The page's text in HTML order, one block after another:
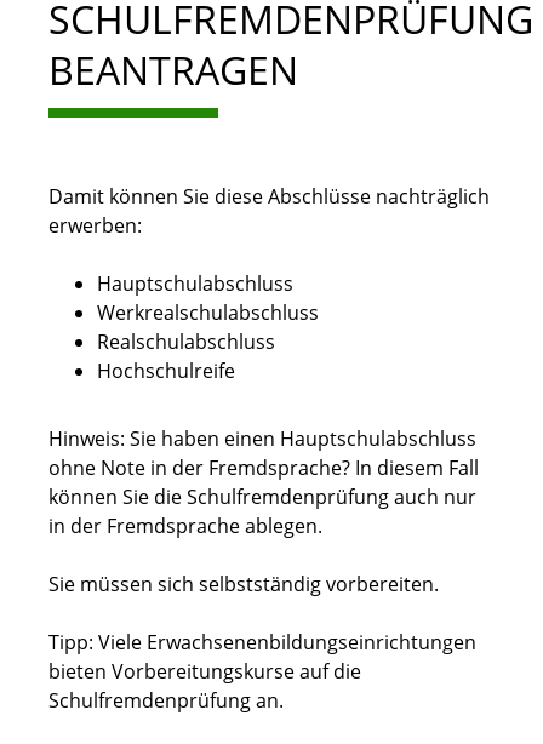
SCHULFREMDENPRÜFUNG
BEANTRAGEN
Damit können Sie diese Abschlüsse nachträglich
erwerben:
Hauptschulabschluss
Werkrealschulabschluss
Realschulabschluss
Hochschulreife
Hinweis: Sie haben einen Hauptschulabschluss
ohne Note in der Fremdsprache? In diesem Fall
können Sie die Schulfremdenprüfung auch nur
in der Fremdsprache ablegen.
Sie müssen sich selbstständig vorbereiten.
Tipp: Viele Erwachsenenbildungseinrichtungen
bieten Vorbereitungskurse auf die
Schulfremdenprüfung an.